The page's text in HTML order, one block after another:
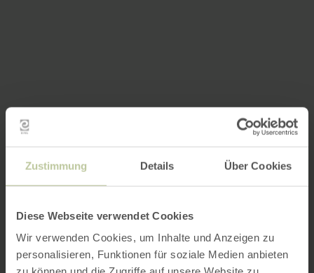
Zustimmung Details Über Cookies
Diese Webseite verwendet Cookies
Wir verwenden Cookies, um Inhalte und Anzeigen zu
personalisieren, Funktionen für soziale Medien anbieten